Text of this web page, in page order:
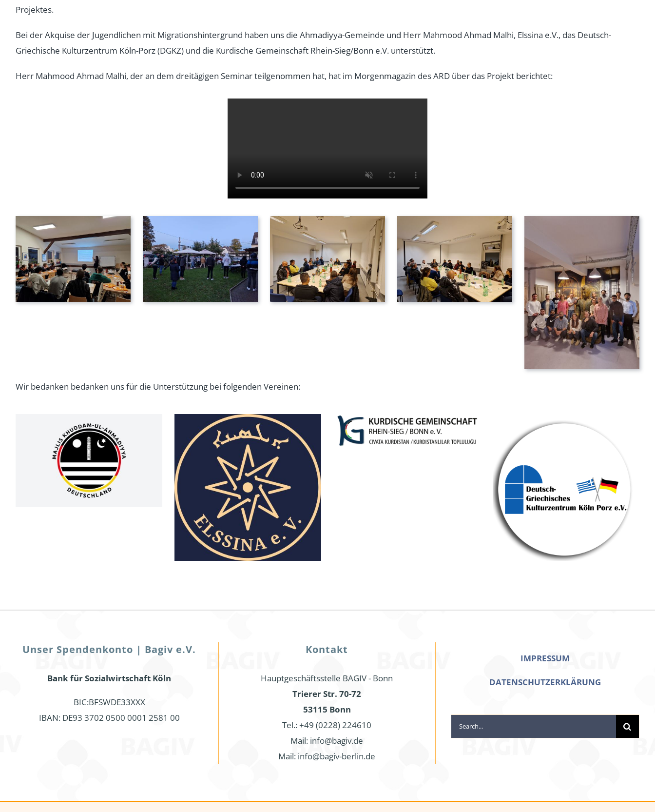
Projektes.
Bei der Akquise der Jugendlichen mit Migrationshintergrund haben uns die Ahmadiyya-Gemeinde und Herr Mahmood Ahmad Malhi, Elssina e.V., das Deutsch-
Griechische Kulturzentrum Köln-Porz (DGKZ) und die Kurdische Gemeinschaft Rhein-Sieg/Bonn e.V. unterstützt.
Herr Mahmood Ahmad Malhi, der an dem dreitägigen Seminar teilgenommen hat, hat im Morgenmagazin des ARD über das Projekt berichtet:
Wir bedanken bedanken uns für die Unterstützung bei folgenden Vereinen:
Unser Spendenkonto | Bagiv e.V.
Bank für Sozialwirtschaft Köln
BIC:BFSWDE33XXX
IBAN: DE93 3702 0500 0001 2581 00
Kontakt
Hauptgeschäftsstelle BAGIV - Bonn
Trierer Str. 70-72
53115 Bonn
Tel.: +49 (0228) 224610
Mail: info@bagiv.de
Mail: info@bagiv-berlin.de
IMPRESSUM
DATENSCHUTZERKLÄRUNG
Search
for: